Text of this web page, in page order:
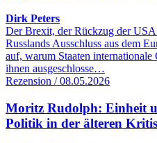
Dirk Peters
Der Brexit, der Rückzug der
Russlands Ausschluss aus dem
auf, warum Staaten internationale
ihnen ausgeschlosse…
Rezension / 08.05.2026
Moritz Rudolph: Einheit
Politik in der älteren